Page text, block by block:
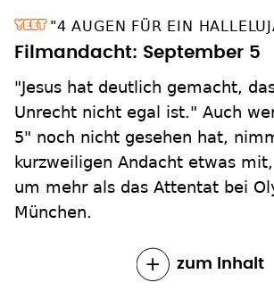
"4 AUGEN FÜR EIN
Filmandacht: September 5
"Jesus hat deutlich gemacht,
Unrecht nicht egal ist." Auch
5" noch nicht gesehen hat,
kurzweiligen Andacht etwas
um mehr als das Attentat bei
München.
zum Inhalt